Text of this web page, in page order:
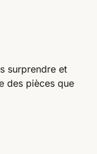
surprendre et
des pièces que